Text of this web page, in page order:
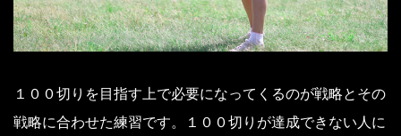
１００切りを目指す上で必要になってくるのが戦略とその
戦略に合わせた練習です。１００切りが達成できない人に